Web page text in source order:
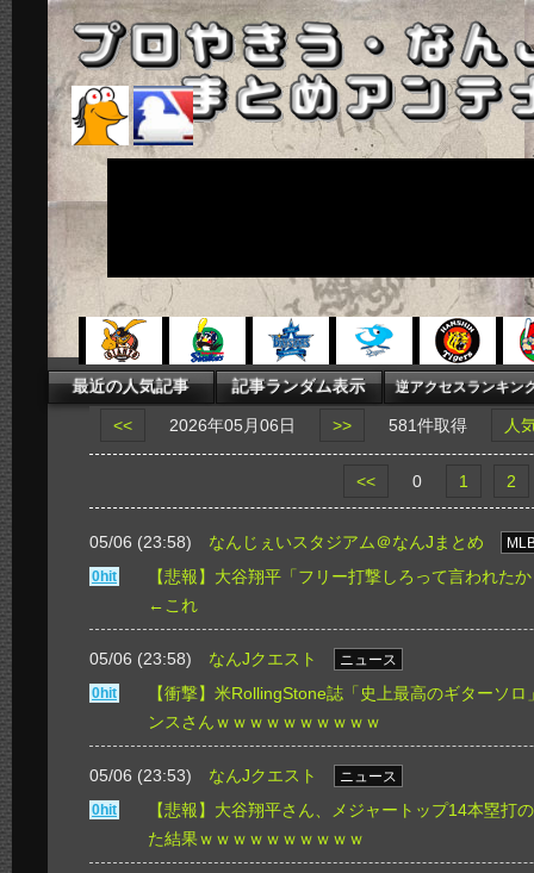
<< 2026年05月06日 >> 581件取得 人
<< 0 1 2
05/06 (23:58) なんじぇいスタジアム＠なんJまとめ
0hit
【悲報】大谷翔平「フリー打撃しろって言われた
←これ
05/06 (23:58) なんJクエスト
ニュース
0hit
【衝撃】米RollingStone誌「史上最高のギターソ
ンスさんｗｗｗｗｗｗｗｗｗｗ
05/06 (23:53) なんJクエスト
ニュース
0hit
【悲報】大谷翔平さん、メジャートップ14本塁打
た結果ｗｗｗｗｗｗｗｗｗｗ